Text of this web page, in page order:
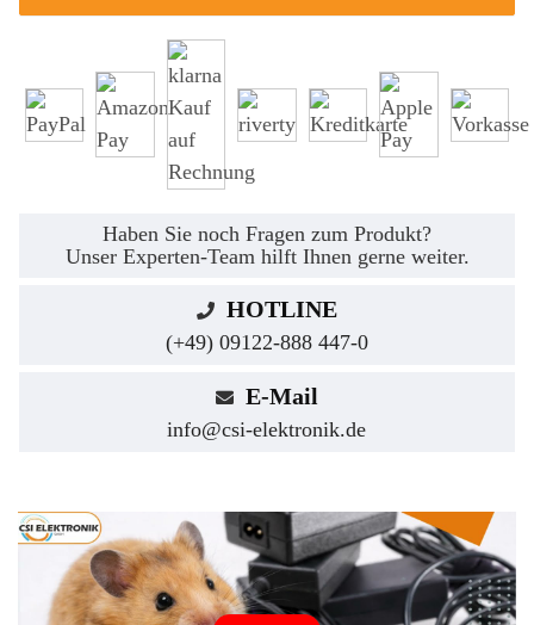
Haben Sie noch Fragen zum Produkt?
Unser Experten-Team hilft Ihnen gerne weiter.
HOTLINE
(+49) 09122-888 447-0
E-Mail
info@csi-elektronik.de